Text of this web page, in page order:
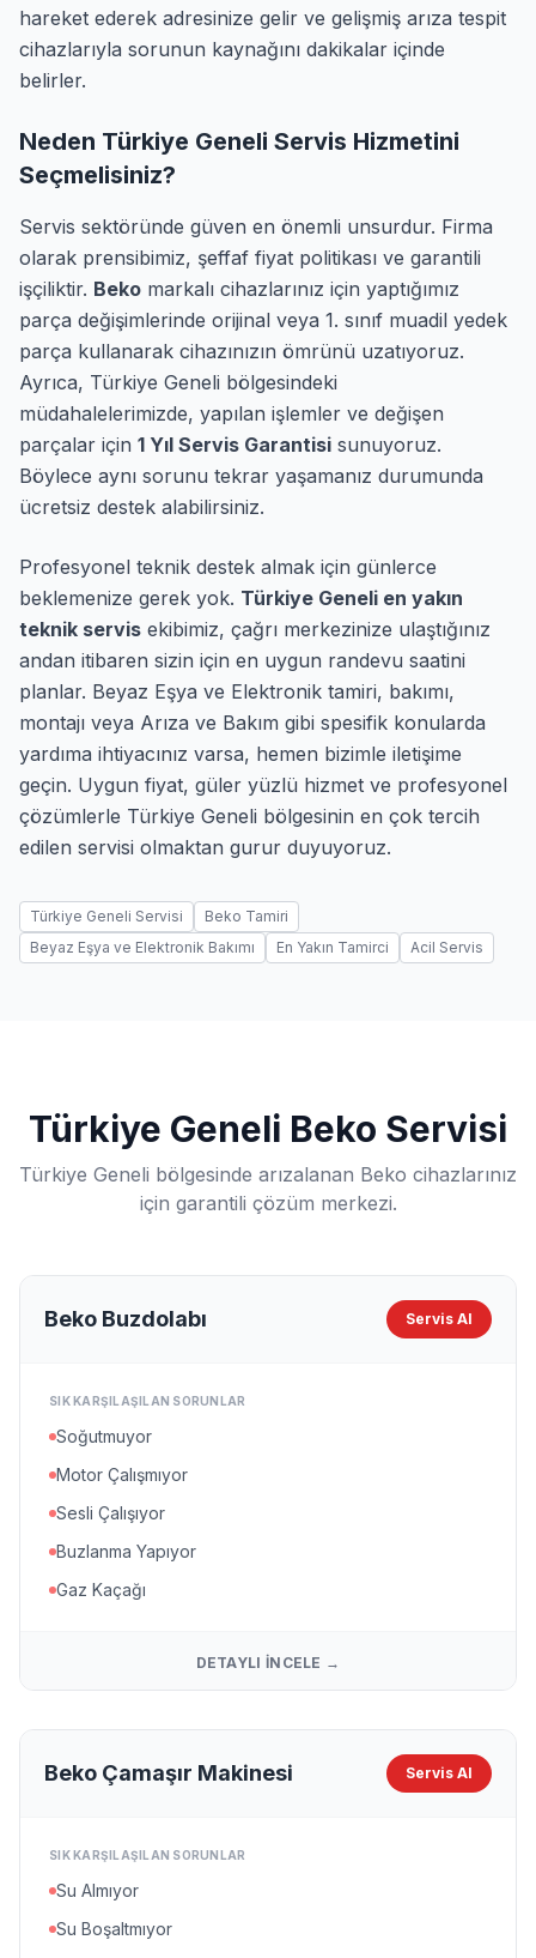
hareket ederek adresinize gelir ve gelişmiş arıza tespit
cihazlarıyla sorunun kaynağını dakikalar içinde
belirler.
Neden Türkiye Geneli Servis Hizmetini
Seçmelisiniz?
Servis sektöründe güven en önemli unsurdur. Firma
olarak prensibimiz, şeffaf fiyat politikası ve garantili
işçiliktir. Beko markalı cihazlarınız için yaptığımız
parça değişimlerinde orijinal veya 1. sınıf muadil yedek
parça kullanarak cihazınızın ömrünü uzatıyoruz.
Ayrıca, Türkiye Geneli bölgesindeki
müdahalelerimizde, yapılan işlemler ve değişen
parçalar için 1 Yıl Servis Garantisi sunuyoruz.
Böylece aynı sorunu tekrar yaşamanız durumunda
ücretsiz destek alabilirsiniz.
Profesyonel teknik destek almak için günlerce
beklemenize gerek yok. Türkiye Geneli en yakın
teknik servis ekibimiz, çağrı merkezinize ulaştığınız
andan itibaren sizin için en uygun randevu saatini
planlar. Beyaz Eşya ve Elektronik tamiri, bakımı,
montajı veya Arıza ve Bakım gibi spesifik konularda
yardıma ihtiyacınız varsa, hemen bizimle iletişime
geçin. Uygun fiyat, güler yüzlü hizmet ve profesyonel
çözümlerle Türkiye Geneli bölgesinin en çok tercih
edilen servisi olmaktan gurur duyuyoruz.
Türkiye Geneli Servisi
Beko Tamiri
Beyaz Eşya ve Elektronik Bakımı
En Yakın Tamirci Acil Servis
Türkiye Geneli Beko Servisi
Türkiye Geneli bölgesinde arızalanan Beko cihazlarınız
için garantili çözüm merkezi.
Beko Buzdolabı Servis Al
SIK KARŞILAŞILAN SORUNLAR
Soğutmuyor
Motor Çalışmıyor
Sesli Çalışıyor
Buzlanma Yapıyor
Gaz Kaçağı
DETAYLI İNCELE →
Beko Çamaşır Makinesi Servis Al
SIK KARŞILAŞILAN SORUNLAR
Su Almıyor
Su Boşaltmıyor